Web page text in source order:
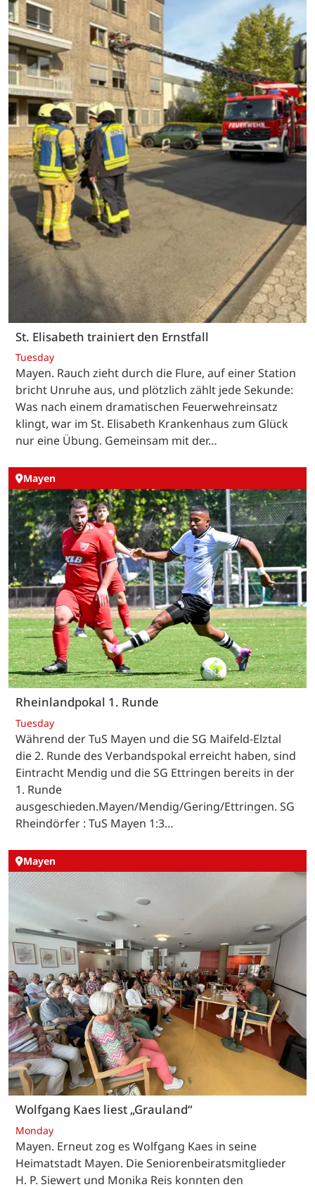
St. Elisabeth trainiert den Ernstfall
Tuesday
Mayen. Rauch zieht durch die Flure, auf einer Station
bricht Unruhe aus, und plötzlich zählt jede Sekunde:
Was nach einem dramatischen Feuerwehreinsatz
klingt, war im St. Elisabeth Krankenhaus zum Glück
nur eine Übung. Gemeinsam mit der…
Mayen
Rheinlandpokal 1. Runde
Tuesday
Während der TuS Mayen und die SG Maifeld-Elztal
die 2. Runde des Verbandspokal erreicht haben, sind
Eintracht Mendig und die SG Ettringen bereits in der
1. Runde
ausgeschieden.Mayen/Mendig/Gering/Ettringen. SG
Rheindörfer : TuS Mayen 1:3…
Mayen
Wolfgang Kaes liest „Grauland“
Monday
Mayen. Erneut zog es Wolfgang Kaes in seine
Heimatstadt Mayen. Die Seniorenbeiratsmitglieder
H. P. Siewert und Monika Reis konnten den